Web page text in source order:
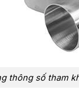
thông số tham